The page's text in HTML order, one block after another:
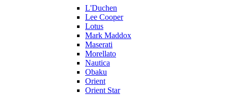
L'Duchen
Lee Cooper
Lotus
Mark Maddox
Maserati
Morellato
Nautica
Obaku
Orient
Orient Star